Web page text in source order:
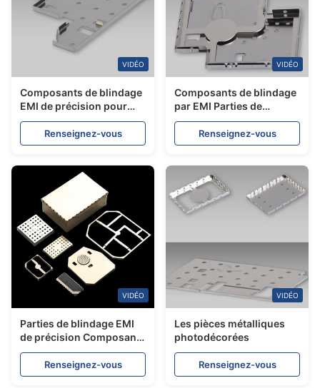
VIDÉO
Composants de blindage
EMI de précision pour
appareils électroniques
et télécoms
Renseignez-vous
VIDÉO
Composants de blindage
par EMI Parties de
blindage en acier
inoxydable gravé de
précision
Renseignez-vous
VIDÉO
Parties de blindage EMI
de précision Composants
de blindage RF en acier
inoxydable
Renseignez-vous
VIDÉO
Les pièces métalliques
photodécorées
Renseignez-vous